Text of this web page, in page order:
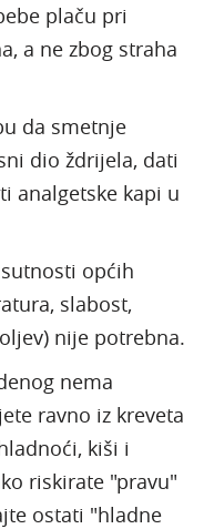
plaču pri
a ne zbog straha
da smetnje
dio ždrijela, dati
analgetske kapi u
općih
slabost,
nije potrebna.
nema
ravno iz kreveta
kiši i
riskirate "pravu"
ostati "hladne